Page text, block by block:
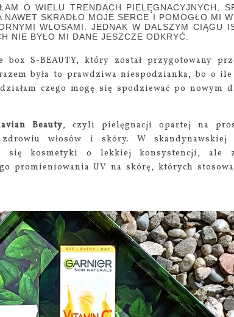
O WIELU TRENDACH PIELĘGNACYJNYCH,
NAWET SKRADŁO MOJE SERCE I POMOGŁO MI
WŁOSAMI. JEDNAK W DALSZYM CIĄGU
NIE BYŁO MI DANE JESZCZE ODKRYĆ.
S-BEAUTY, który został przygotowany
była to prawdziwa niespodzianka, bo o
czego mogę się spodziewać po nowym
Beauty, czyli pielęgnacji opartej na
włosów i skóry. W skandynawskiej
się kosmetyki o lekkiej konsystencji, ale
promieniowania UV na skórę, których